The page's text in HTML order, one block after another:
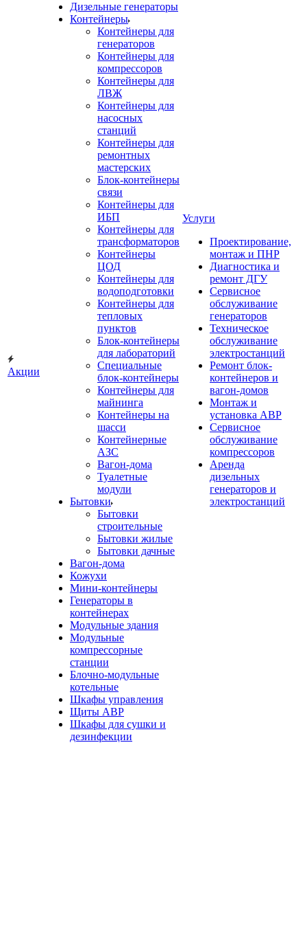
Акции
Дизельные генераторы
Контейнеры
Контейнеры для
генераторов
Контейнеры для
компрессоров
Контейнеры для
ЛВЖ
Контейнеры для
насосных
станций
Контейнеры для
ремонтных
мастерских
Блок-контейнеры
связи
Контейнеры для
ИБП
Контейнеры для
трансформаторов
Контейнеры
ЦОД
Контейнеры для
водоподготовки
Контейнеры для
тепловых
пунктов
Блок-контейнеры
для лабораторий
Специальные
блок-контейнеры
Контейнеры для
майнинга
Контейнеры на
шасси
Контейнерные
АЗС
Вагон-дома
Туалетные
модули
Бытовки
Бытовки
строительные
Бытовки жилые
Бытовки дачные
Вагон-дома
Кожухи
Мини-контейнеры
Генераторы в
контейнерах
Модульные здания
Модульные
компрессорные
станции
Блочно-модульные
котельные
Шкафы управления
Щиты АВР
Шкафы для сушки и
дезинфекции
Услуги
Проектирование,
монтаж и ПНР
Диагностика и
ремонт ДГУ
Сервисное
обслуживание
генераторов
Техническое
обслуживание
электростанций
Ремонт блок-
контейнеров и
вагон-домов
Монтаж и
установка АВР
Сервисное
обслуживание
компрессоров
Аренда
дизельных
генераторов и
электростанций